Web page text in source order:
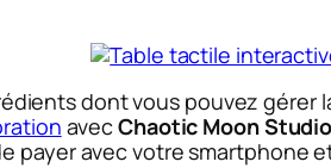
dont vous pouvez
avecChaotic Moon
payer avec votre smartphone